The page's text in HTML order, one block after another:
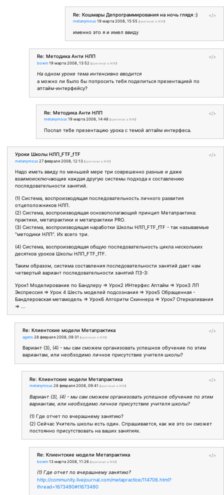
</>
Re: Кошмары Депрограммирования на ночь глядя :)
metanymous 19 марта 2008, 15:55 (оригинал в ЖЖ)
именно это я и имел ввиду
</>
Re: Методика Анти НЛП
bowin 19 марта 2008, 13:52 (оригинал в ЖЖ)
На одном уроке тема интенсивно вводится
а можно ли было бы попросить тебя поделиться презентацией по
аптайм-интерфейсу?
</>
Re: Методика Анти НЛП
metanymous 19 марта 2008, 14:48 (оригинал в ЖЖ)
Послал тебе презентацию урока с темой аптайм интерфеса.
</>
Уроки Школы НЛП_FTF_fTF
metanymous 27 февраля 2008, 12:13 (оригинал в ЖЖ)
Надо иметь ввиду по меньшей мере три соврешенно разные и даже
взаимоисключающие каждая другую системы подхода к составлению
последовательности занятий.
(1) Система, воспроизводящая последовательность личного развития
отцеположников НЛП.
(2) Система, воспроизводящая основополагающий принцип Метапрактика:
практики, метапрактики и метапрактики PRO.
(3) Система, воспроизводящая наработки Школы НЛП_FTF_fTF - так называемые
"методики НЛП". Их всего три.
(4) Система, воспроизводящая общую последовательность цикла нескольких
десятков уроков Школы НЛП_FTF_fTF.
Таким образом, система составления последовательности занятий дает нам
четвертый вариант последовательности занятий ПЗ-3:
Урок1 Моделирование по Бандлеру => Урок2 ИНтерфес Аптайм => Урок3 ЛП
Экспрессия => Урок 4 Шесть моделей подсознания => Урок5 Обращенная -
Бандлеровская метамодель => Урок6 Алгоритм Скиннера => Урок7 Отеркаливания
=> ...
</>
Re: Клиентские модели Метапрактика
agens 28 февраля 2008, 09:31 (оригинал в ЖЖ)
Вариант (3), (4) - мы сам сможем организовать успешное обучение по этим
вариантам, или необходимо личное присутствие учителя школы?
</>
Re: Клиентские модели Метапрактика
metanymous 28 февраля 2008, 09:41 (оригинал в ЖЖ)
Вариант (3), (4) - мы сам сможем организовать успешное обучение по этим
вариантам, или необходимо личное присутствие учителя школы?
(1) Где отчет по вчерашнему занятию?
(2) Сейчас Учитель школы есть один. Спрашивается, как же это он сможет
постоянно присутствовать на ваших занятиях.
</>
Re: Клиентские модели Метапрактика
bowin 13 марта 2008, 11:26 (оригинал в ЖЖ)
(1) Где отчет по вчерашнему занятию?
http://community.livejournal.com/metapractice/114706.html?
thread=1673490#t1673490